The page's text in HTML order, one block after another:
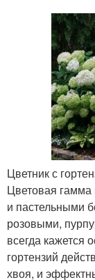
Цветник с
Цветовая гамма
и пастельными
розовыми,
всегда кажется
гортензий
хвоя, и